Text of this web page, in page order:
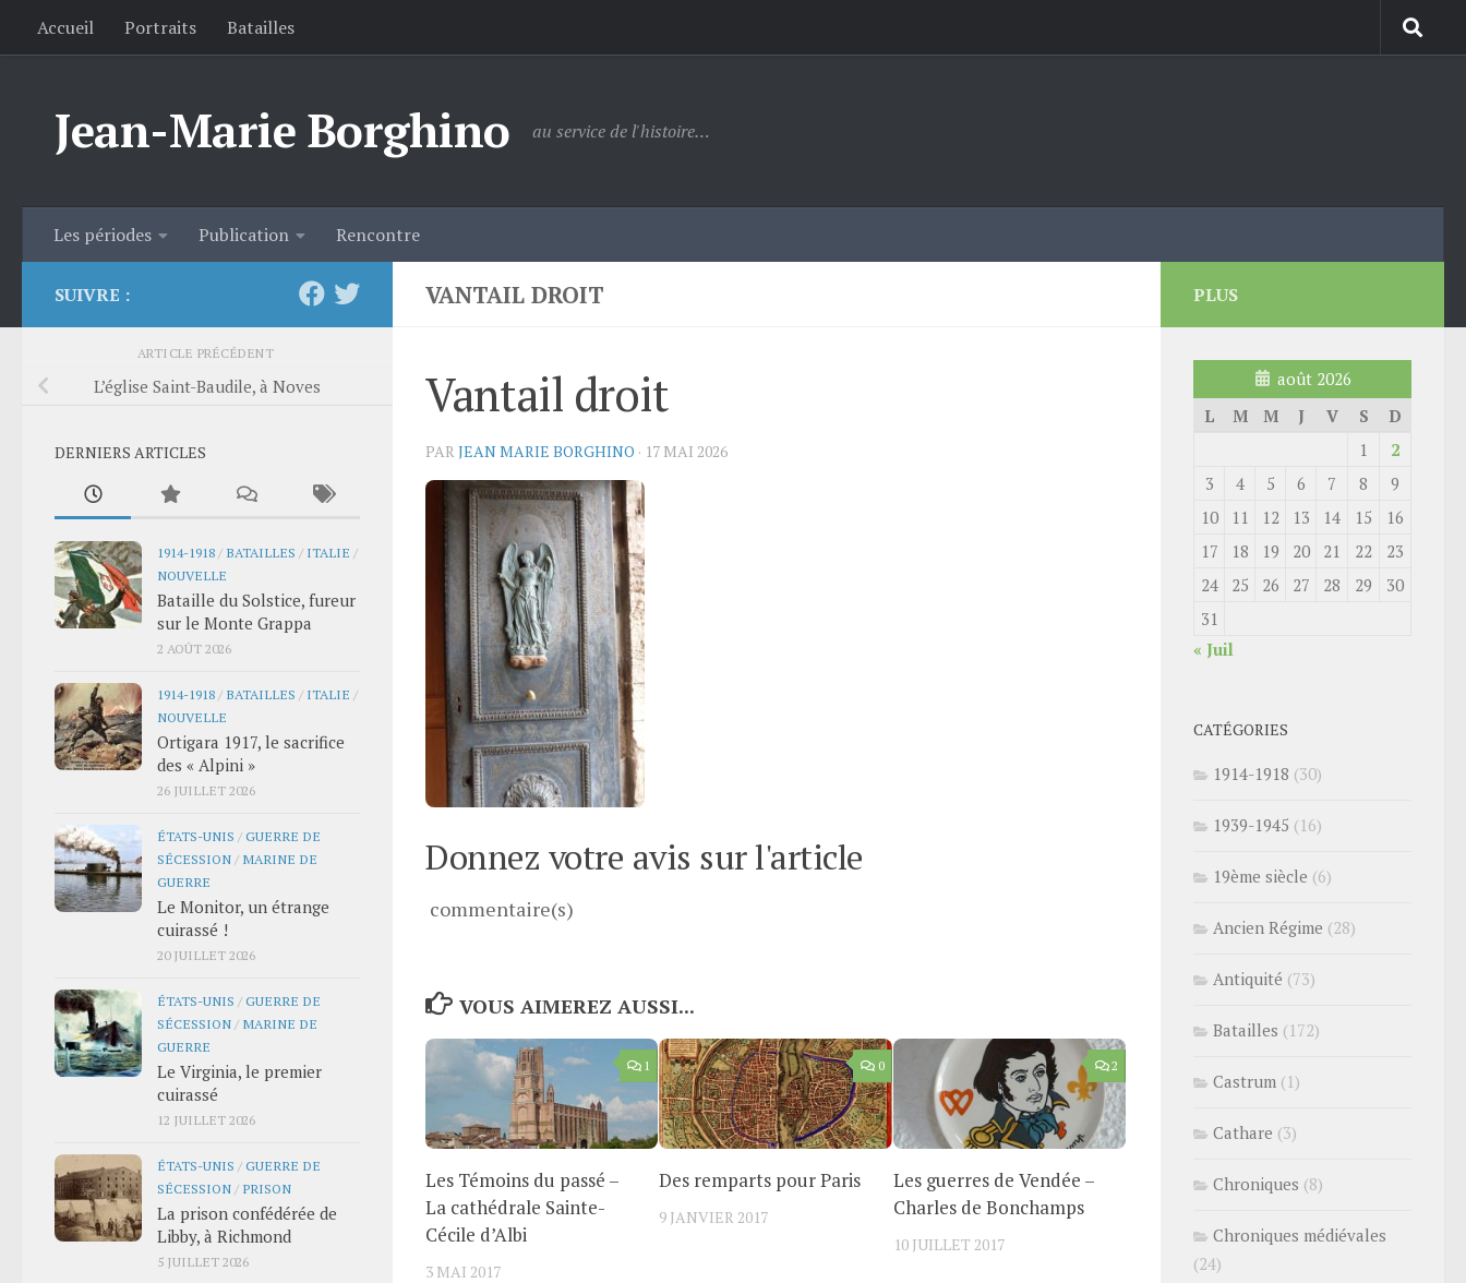
Skip to content
Accueil Portraits Batailles
Jean-Marie Borghino au service de l'histoire…
Les périodes Publication Rencontre
VANTAIL DROIT
Vantail droit
PAR JEAN MARIE BORGHINO · 17 MAI 2026
Donnez votre avis sur l'article
commentaire(s)
VOUS AIMEREZ AUSSI...
1
Les Témoins du passé –
La cathédrale Sainte-
Cécile d’Albi
3 MAI 2017
0
Des remparts pour Paris
9 JANVIER 2017
2
Les guerres de Vendée –
Charles de Bonchamps
10 JUILLET 2017
SUIVRE :
ARTICLE PRÉCÉDENT
L’église Saint-Baudile, à Noves
DERNIERS ARTICLES
1914-1918 / BATAILLES / ITALIE /
NOUVELLE
Bataille du Solstice, fureur
sur le Monte Grappa
2 AOÛT 2026
1914-1918 / BATAILLES / ITALIE /
NOUVELLE
Ortigara 1917, le sacrifice
des « Alpini »
26 JUILLET 2026
ÉTATS-UNIS /GUERRE DE
SÉCESSION / MARINE DE
GUERRE
Le Monitor, un étrange
cuirassé !
20 JUILLET 2026
ÉTATS-UNIS /GUERRE DE
SÉCESSION / MARINE DE
GUERRE
Le Virginia, le premier
cuirassé
12 JUILLET 2026
ÉTATS-UNIS /GUERRE DE
SÉCESSION / PRISON
La prison confédérée de
Libby, à Richmond
5 JUILLET 2026
PLUS
août 2026
L
M M J V S
D
1
2
3
4 5 6 7 8
9
10
11 12 13 14 15
16
17
18 19 20 21 22
23
24
25 26 27 28 29
30
31
« Juil
CATÉGORIES
1914-1918 (30)
1939-1945 (16)
19ème siècle (6)
Ancien Régime (28)
Antiquité (73)
Batailles (172)
Castrum (1)
Cathare (3)
Chroniques (8)
Chroniques médiévales
(24)